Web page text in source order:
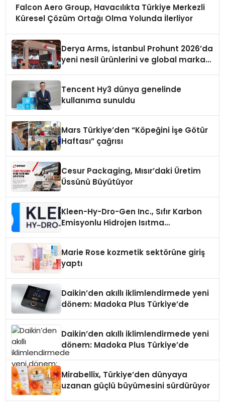
Falcon Aero Group, Havacılıkta Türkiye Merkezli
Küresel Çözüm Ortağı Olma Yolunda İlerliyor
Derya Arms, İstanbul Prohunt 2026’da
yeni nesil ürünlerini ve global marka
Tencent Hy3 dünya genelinde
kullanıma sunuldu
Mars Türkiye’den “Köpeğini İşe Götür
Haftası” çağrısı
Cesur Packaging, Mısır’daki Üretim
Üssünü Büyütüyor
Kleen-Hy-Dro-Gen Inc., Sıfır Karbon
Emisyonlu Hidrojen Isıtma
Marie Rose kozmetik sektörüne giriş
yaptı
Daikin’den akıllı iklimlendirmede yeni
dönem: Madoka Plus Türkiye’de
Daikin’den akıllı iklimlendirmede yeni
dönem: Madoka Plus Türkiye’de
Mirabellix, Türkiye’den dünyaya
uzanan güçlü büyümesini sürdürüyor